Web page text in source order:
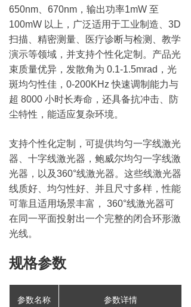
650nm、670nm，输出功率1mW 至
100mW 以上，广泛适用于工业制造、3D
扫描、精密测量、医疗诊断与检测、教学
演示等领域，并支持个性化定制。产品光
束质量优异，发散角为 0.1-1.5mrad，光
斑均匀性佳，0-200KHz 快速调制能力与
超 8000 小时长寿命，还具备抗冲击、防
尘特性，能适应复杂环境。​
支持个性化定制，可提供均匀一字线激光
器、十字线激光器，鲍威尔均匀一字线激
光器，以及360°线激光器。这些线激光器
线质好、均匀性好、并且尺寸多样，性能
可靠且适用场景丰富， 360°线激光器可
在同一平面投射出一个完整的闭合环形激
光线。
规格参数
参数名称 参数详情